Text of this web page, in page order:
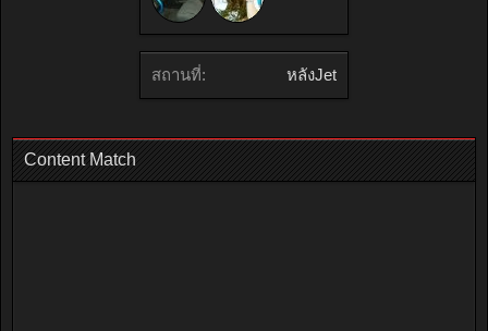
สถานที่: หลังJet
Content Match